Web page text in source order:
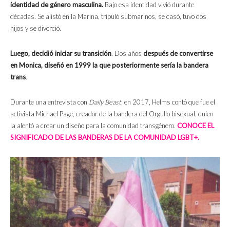
identidad de género masculina. Bajo esa identidad vivió durante
décadas. Se alistó en la Marina, tripuló submarinos, se casó, tuvo dos
hijos y se divorció.
Luego, decidió iniciar su transición. Dos años después de convertirse
en Monica, diseñó en 1999 la que posteriormente sería la bandera
trans.
Durante una entrevista con Daily Beast, en 2017, Helms contó que fue el
activista Michael Page, creador de la bandera del Orgullo bisexual, quien
la alentó a crear un diseño para la comunidad transgénero. CONOCE EL
SIGNIFICADO DE LAS BANDERAS DE LA COMUNIDAD LGBT+.